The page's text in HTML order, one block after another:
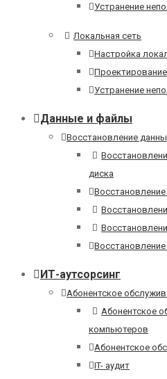
Устранение
Локальная сеть
Настройка
Устранение
Данные и файлы
Восстановление
диска
ИТ-аутсорсинг
Абонентское
Абонентское
компьютеров
Абонентское
IT- аудит